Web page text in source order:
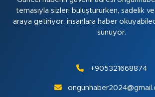
temasıyla sizleri buluştururken, sadelik
araya getiriyor. insanlara haber
sunuyor.
+905321668874